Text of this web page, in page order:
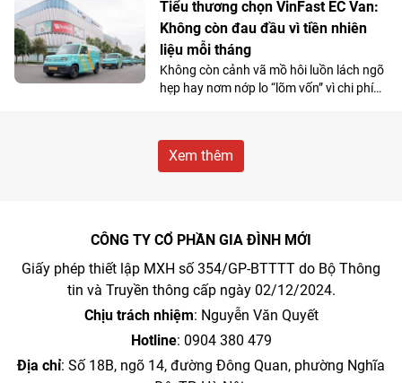
hàng có nhu cầu di chuyển cự ly ngắn.
Tiểu thương chọn VinFast EC Van:
Không còn đau đầu vì tiền nhiên
liệu mỗi tháng
Không còn cảnh vã mồ hôi luồn lách ngõ
hẹp hay nơm nớp lo “lõm vốn” vì chi phí
coi đây là “cỗ máy sinh lời”.
Xem thêm
CÔNG TY CỔ PHẦN GIA ĐÌNH MỚI
Giấy phép thiết lập MXH số 354/GP-BTTTT do Bộ Thông
tin và Truyền thông cấp ngày 02/12/2024.
Chịu trách nhiệm: Nguyễn Văn Quyết
Hotline: 0904 380 479
Địa chỉ: Số 18B, ngõ 14, đường Đông Quan, phường Nghĩa